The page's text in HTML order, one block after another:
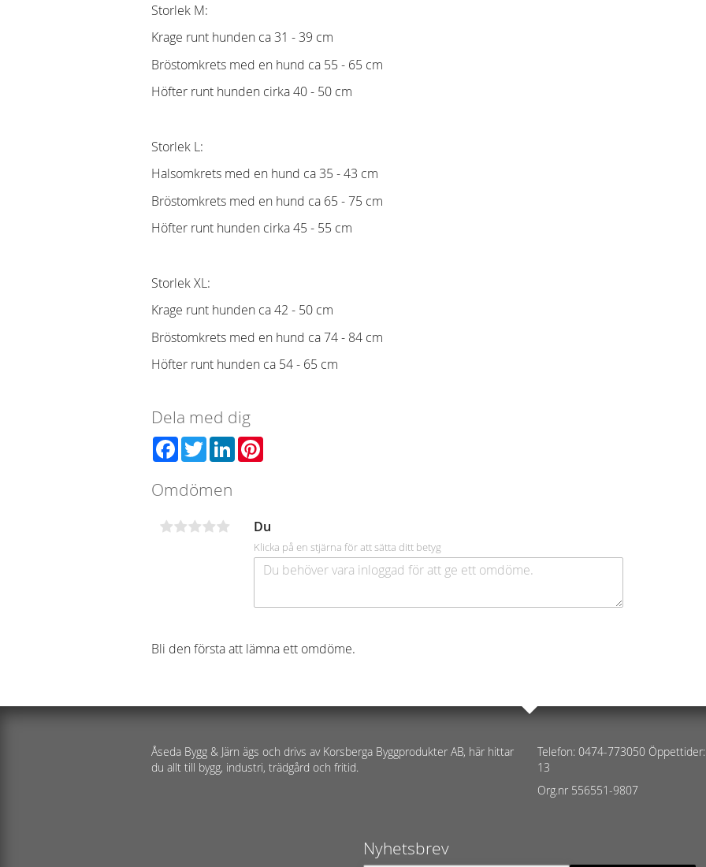
Storlek M:
Krage runt hunden ca 31 - 39 cm
Bröstomkrets med en hund ca 55 - 65 cm
Höfter runt hunden cirka 40 - 50 cm
Storlek L:
Halsomkrets med en hund ca 35 - 43 cm
Bröstomkrets med en hund ca 65 - 75 cm
Höfter runt hunden cirka 45 - 55 cm
Storlek XL:
Krage runt hunden ca 42 - 50 cm
Bröstomkrets med en hund ca 74 - 84 cm
Höfter runt hunden ca 54 - 65 cm
Dela med dig
Facebook
TwitterLinkedIn
Omdömen
Du
Klicka på en stjärna för att sätta ditt betyg
Bli den första att lämna ett omdöme.
Åseda Bygg & Järn ägs och drivs av Korsberga Byggprodukter AB, här hittar
du allt till bygg, industri, trädgård och fritid.
Telefon: 0474-773050
13
Org.nr 556551-9807
Nyhetsbrev